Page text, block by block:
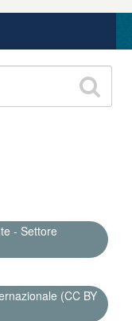
- Settore
(CC BY